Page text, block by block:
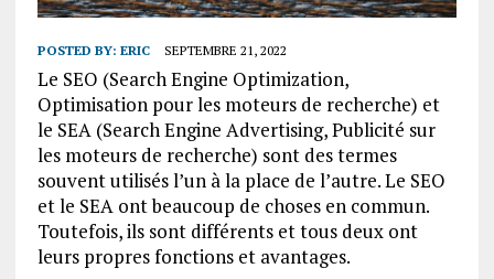
POSTED BY: ERIC SEPTEMBRE 21, 2022
Le SEO (Search Engine Optimization,
Optimisation pour les moteurs de recherche) et
le SEA (Search Engine Advertising, Publicité sur
les moteurs de recherche) sont des termes
souvent utilisés l’un à la place de l’autre. Le SEO
et le SEA ont beaucoup de choses en commun.
Toutefois, ils sont différents et tous deux ont
leurs propres fonctions et avantages.